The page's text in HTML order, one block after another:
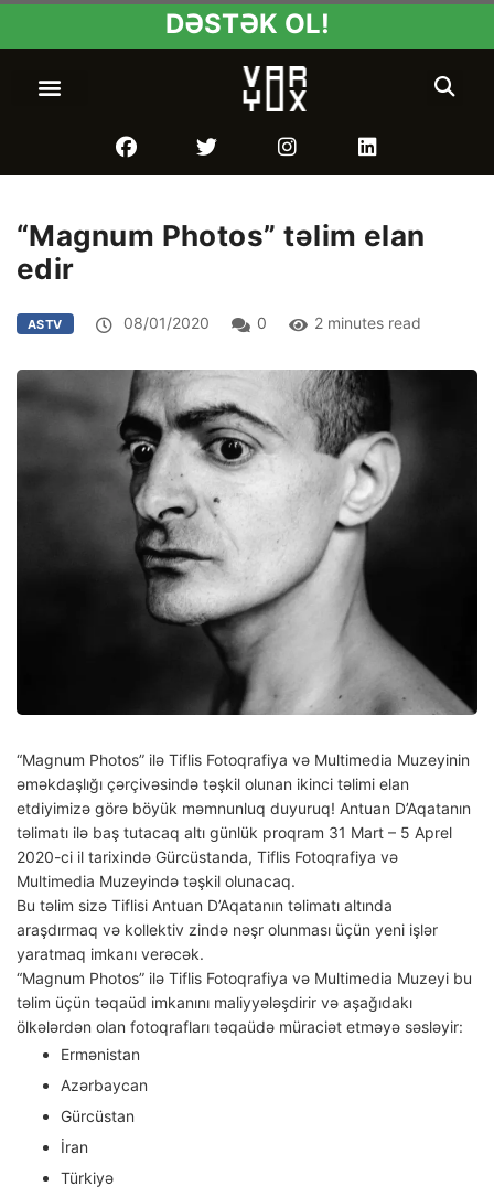
DƏSTƏK OL!
“Magnum Photos” təlim elan
edir
ASTV 08/01/2020 0 2 minutes read
“Magnum Photos” ilə Tiflis Fotoqrafiya və Multimedia Muzeyinin
əməkdaşlığı çərçivəsində təşkil olunan ikinci təlimi elan
etdiyimizə görə böyük məmnunluq duyuruq! Antuan D’Aqatanın
təlimatı ilə baş tutacaq altı günlük proqram 31 Mart – 5 Aprel
2020-ci il tarixində Gürcüstanda, Tiflis Fotoqrafiya və
Multimedia Muzeyində təşkil olunacaq.
Bu təlim sizə Tiflisi Antuan D’Aqatanın təlimatı altında
araşdırmaq və kollektiv zində nəşr olunması üçün yeni işlər
yaratmaq imkanı verəcək.
“Magnum Photos” ilə Tiflis Fotoqrafiya və Multimedia Muzeyi bu
təlim üçün təqaüd imkanını maliyyələşdirir və aşağıdakı
ölkələrdən olan fotoqrafları təqaüdə müraciət etməyə səsləyir:
Ermənistan
Azərbaycan
Gürcüstan
İran
Türkiyə